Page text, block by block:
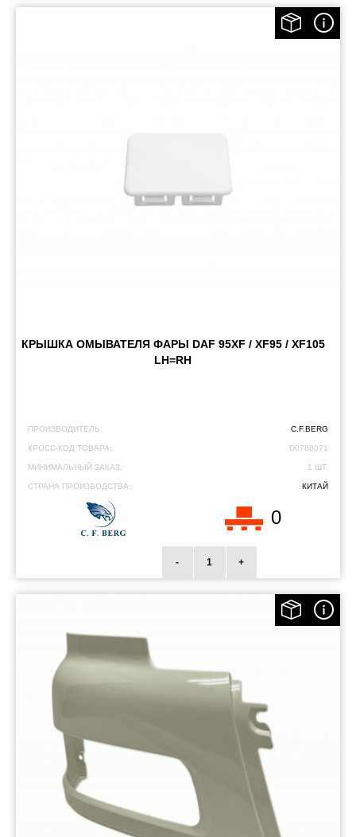
КРЫШКА ОМЫВАТЕЛЯ ФАРЫ DAF 95XF / XF95 / XF105
LH=RH
ПРОИЗВОДИТЕЛЬ: C.F.BERG
КРОСС-КОД ТОВАРА: D0788071
МИНИМАЛЬНЫЙ ЗАКАЗ: 1 ШТ.
СТРАНА ПРОИЗВОДСТВА: КИТАЙ
0
- +